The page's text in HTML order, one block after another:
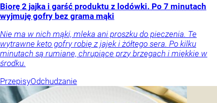
Biorę 2 jajka i garść produktu z lodówki. Po 7 minutach
wyjmuję gofry bez grama mąki
Nie ma w nich mąki, mleka ani proszku do pieczenia. Te
wytrawne keto gofry robię z jajek i żółtego sera. Po kilku
minutach są rumiane, chrupiące przy brzegach i miękkie w
środku.
PrzepisyOdchudzanie